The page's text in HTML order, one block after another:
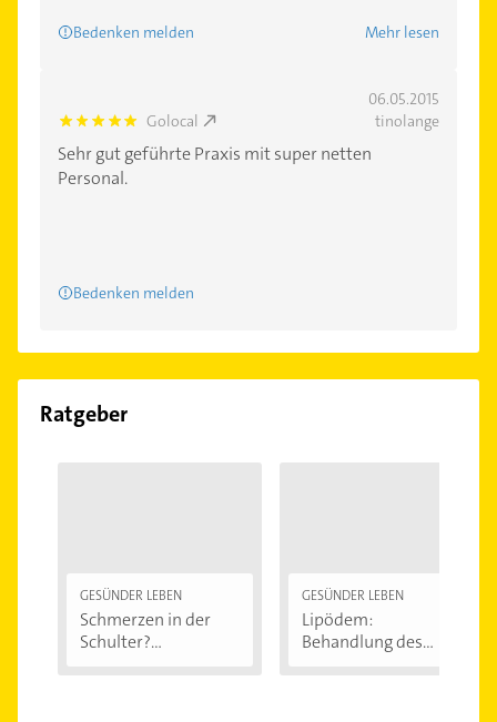
Bedenken melden Mehr lesen
06.05.2015
5.0 Golocal tinolange
Sehr gut geführte Praxis mit super netten
Personal.
Bedenken melden
Ratgeber
GESÜNDER LEBEN
Schmerzen in der
Schulter?
GESÜNDER LEBEN
Lipödem:
Behandlung des